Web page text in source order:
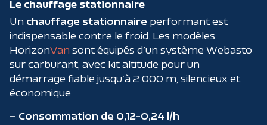
Le chauffage stationnaire
Un chauffage stationnaire performant est
indispensable contre le froid. Les modèles
HorizonVan sont équipés d’un système Webasto
sur carburant, avec kit altitude pour un
démarrage fiable jusqu’à 2 000 m, silencieux et
économique.
– Consommation de 0,12-0,24 l/h